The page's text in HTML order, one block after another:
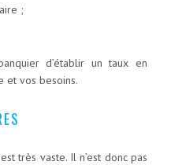
;
d’établir un taux en
et vos besoins.
très vaste. Il n’est donc pas